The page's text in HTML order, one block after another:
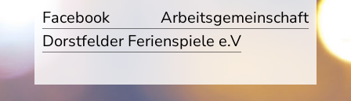
Facebook Arbeitsgemeinschaft
Dorstfelder Ferienspiele e.V